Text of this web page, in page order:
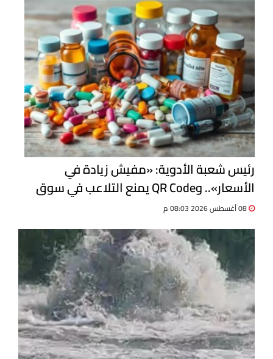
رئيس شعبة الأدوية: «مفيش زيادة في
الأسعار».. وQR Code يمنع التلاعب في سوق
الدواء